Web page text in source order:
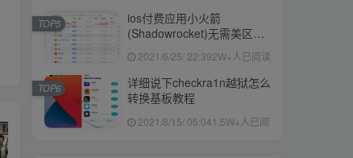
ios付费应用小火箭
(Shadowrocket)无需美区苹
2021/6/25/ 22:392W+人已阅读
TOP5
详细说下checkra1n越狱怎么
转换基板教程
2021/8/15/ 05:04 1.5W+人已阅读
TOP6